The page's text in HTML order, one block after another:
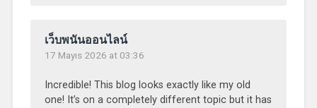
เว็บพนันออนไลน์
17 Mayıs 2026 at 03:36
Incredible! This blog looks exactly like my old
one! It’s on a completely different topic but it has